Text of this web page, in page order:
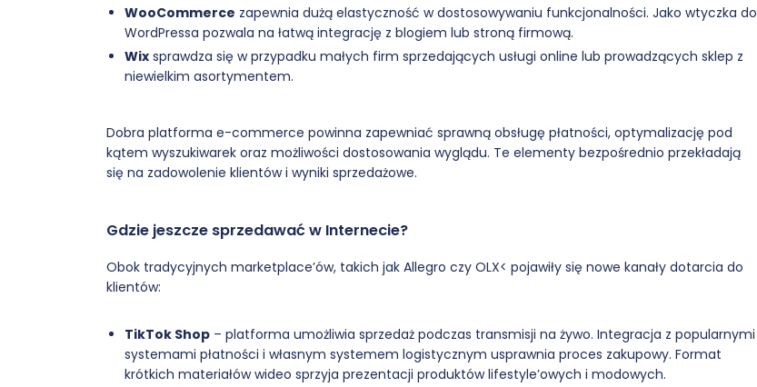
WooCommerce zapewnia dużą elastyczność w dostosowywaniu funkcjonalności. Jako wtyczka do
WordPressa pozwala na łatwą integrację z blogiem lub stroną firmową.
Wixsprawdza się w przypadku małych firm sprzedających usługi online lub prowadzących sklep z
niewielkim asortymentem.
Dobra platforma e-commerce powinna zapewniać sprawną obsługę płatności, optymalizację pod
kątem wyszukiwarek oraz możliwości dostosowania wyglądu. Te elementy bezpośrednio przekładają
się na zadowolenie klientów i wyniki sprzedażowe.
Gdzie jeszcze sprzedawać w Internecie?
Obok tradycyjnych marketplace’ów, takich jak Allegro czy OLX< pojawiły się nowe kanały dotarcia do
klientów:
TikTok Shop– platforma umożliwia sprzedaż podczas transmisji na żywo. Integracja z popularnymi
systemami płatności i własnym systemem logistycznym usprawnia proces zakupowy. Format
krótkich materiałów wideo sprzyja prezentacji produktów lifestyle’owych i modowych.